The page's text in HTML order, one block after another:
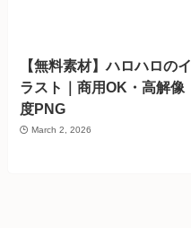
【無料素材】ハロハロのイ
ラスト｜商用OK・高解像
度PNG
March 2, 2026